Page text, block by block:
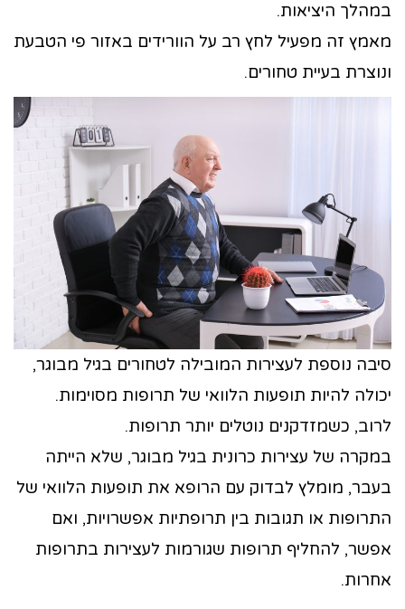
במהלך היציאות.
מאמץ זה מפעיל לחץ רב על הוורידים באזור פי הטבעת
ונוצרת בעיית טחורים.
סיבה נוספת לעצירות המובילה לטחורים בגיל מבוגר,
יכולה להיות תופעות הלוואי של תרופות מסוימות.
לרוב, כשמזדקנים נוטלים יותר תרופות.
במקרה של עצירות כרונית בגיל מבוגר, שלא הייתה
בעבר, מומלץ לבדוק עם הרופא את תופעות הלוואי של
התרופות או תגובות בין תרופתיות אפשרויות, ואם
אפשר, להחליף תרופות שגורמות לעצירות בתרופות
אחרות.